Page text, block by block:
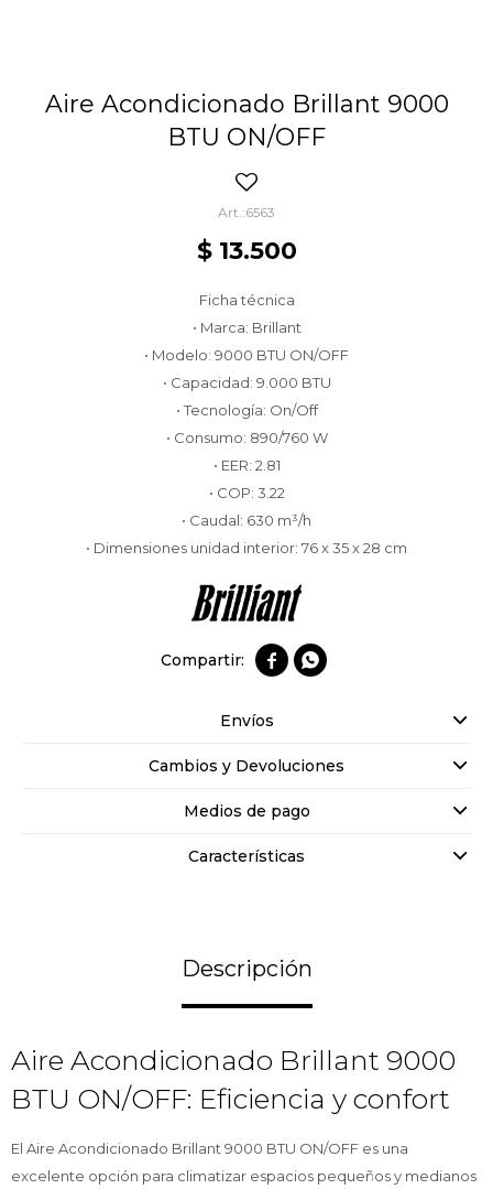
Aire Acondicionado Brillant 9000
BTU ON/OFF
6563
$ 13.500
Ficha técnica
• Marca: Brillant
• Modelo: 9000 BTU ON/OFF
• Capacidad: 9.000 BTU
• Tecnología: On/Off
• Consumo: 890/760 W
• EER: 2.81
• COP: 3.22
• Caudal: 630 m³/h
• Dimensiones unidad interior: 76 x 35 x 28 cm
 
Envíos
Cambios y Devoluciones
Medios de pago
Características
Descripción
Aire Acondicionado Brillant 9000
BTU ON/OFF: Eficiencia y confort
El Aire Acondicionado Brillant 9000 BTU ON/OFF es una
excelente opción para climatizar espacios pequeños y medianos